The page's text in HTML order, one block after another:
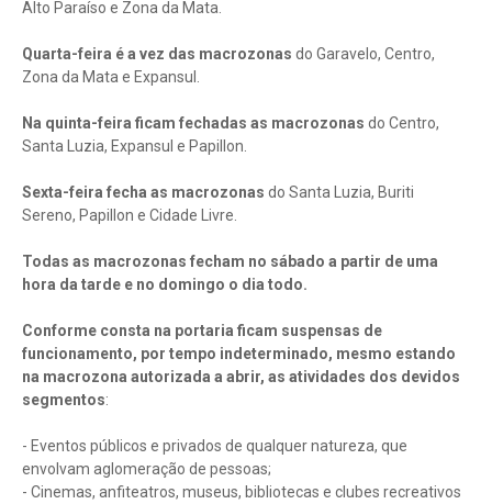
Alto Paraíso e Zona da Mata.
Quarta-feira é a vez das macrozonas do Garavelo, Centro,
Zona da Mata e Expansul.
Na quinta-feira ficam fechadas as macrozonas do Centro,
Santa Luzia, Expansul e Papillon.
Sexta-feira fecha as macrozonas do Santa Luzia, Buriti
Sereno, Papillon e Cidade Livre.
Todas as macrozonas fecham no sábado a partir de uma
hora da tarde e no domingo o dia todo.
Conforme consta na portaria ficam suspensas de
funcionamento, por tempo indeterminado, mesmo estando
na macrozona autorizada a abrir, as atividades dos devidos
segmentos:
- Eventos públicos e privados de qualquer natureza, que
envolvam aglomeração de pessoas;
- Cinemas, anfiteatros, museus, bibliotecas e clubes recreativos